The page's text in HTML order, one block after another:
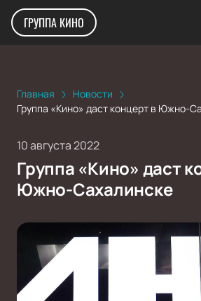
ГРУППА КИНО
Главная
Новости
Группа «Кино» даст концерт в Южно-
10 августа 2022
Группа «Кино» даст
Южно-Сахалинске